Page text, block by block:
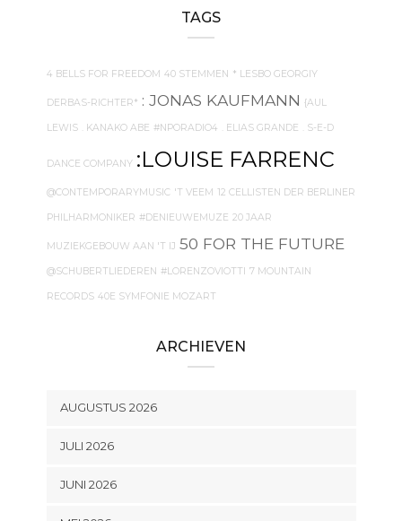
TAGS
4 BELLS FOR FREEDOM 40 STEMMEN * LESBO GEORGIY
DERBAS-RICHTER* : JONAS KAUFMANN {AUL
LEWIS . KANAKO ABE #NPORADIO4 . ELIAS GRANDE . S-E-D
DANCE COMPANY :LOUISE FARRENC
@CONTEMPORARYMUSIC 'T VEEM 12 CELLISTEN DER BERLINER
PHILHARMONIKER #DENIEUWEMUZE 20 JAAR
MUZIEKGEBOUW AAN 'T IJ 50 FOR THE FUTURE
@SCHUBERTLIEDEREN #LORENZOVIOTTI 7 MOUNTAIN
RECORDS 40E SYMFONIE MOZART
ARCHIEVEN
AUGUSTUS 2026
JULI 2026
JUNI 2026